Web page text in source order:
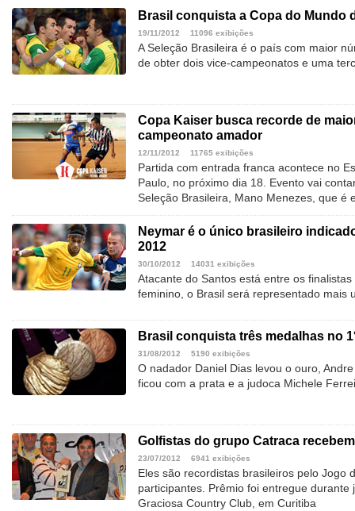
Brasil conquista a Copa do Mundo
19/11/2012 11096 exibições
A Seleção Brasileira é o país com maior
de obter dois vice-campeonatos e uma
Copa Kaiser busca recorde de
campeonato amador
12/11/2012 11765 exibições
Partida com entrada franca acontece no
Paulo, no próximo dia 18. Evento vai
Seleção Brasileira, Mano Menezes, que é
Neymar é o único brasileiro
2012
30/10/2012 14031 exibições
Atacante do Santos está entre os
feminino, o Brasil será representado mais
Brasil conquista três medalhas no
31/08/2012 5190 exibições
O nadador Daniel Dias levou o ouro,
ficou com a prata e a judoca Michele
Golfistas do grupo Catraca
23/07/2012 6941 exibições
Eles são recordistas brasileiros pelo Jogo
participantes. Prêmio foi entregue durante
Graciosa Country Club, em Curitiba